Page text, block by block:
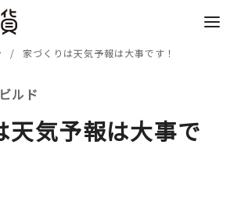
家づくりは天気予報は大事です！
ルド
天気予報は大事で